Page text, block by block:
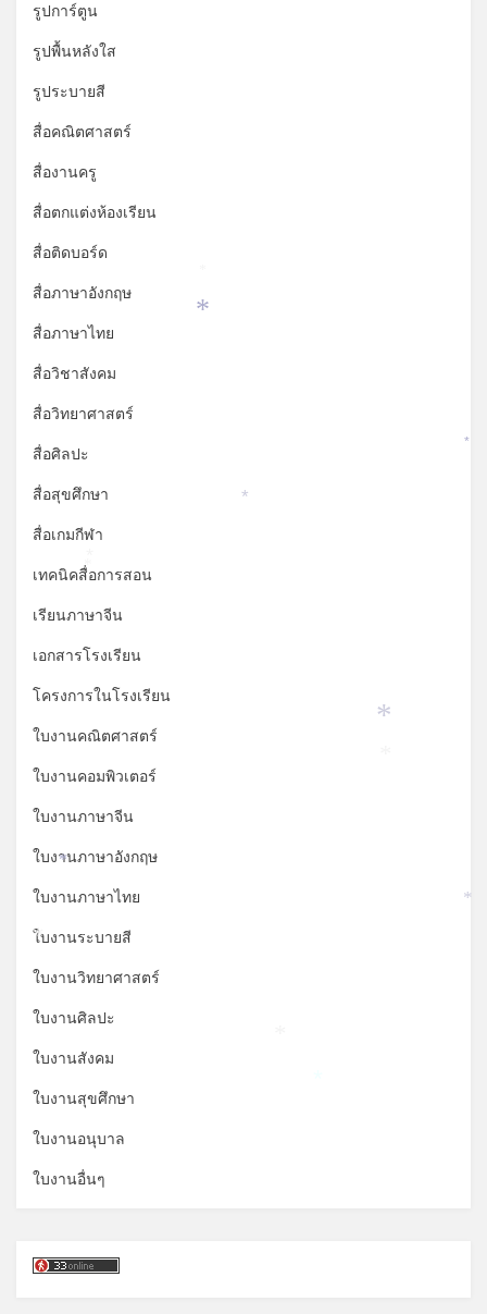
รูปการ์ตูน
รูปพื้นหลังใส
รูประบายสี
สื่อคณิตศาสตร์
สื่องานครู
สื่อตกแต่งห้องเรียน
สื่อติดบอร์ด
สื่อภาษาอังกฤษ
สื่อภาษาไทย
สื่อวิชาสังคม
สื่อวิทยาศาสตร์
สื่อศิลปะ
สื่อสุขศึกษา
สื่อเกมกีฬา
เทคนิคสื่อการสอน
เรียนภาษาจีน
เอกสารโรงเรียน
โครงการในโรงเรียน
ใบงานคณิตศาสตร์
ใบงานคอมพิวเตอร์
ใบงานภาษาจีน
ใบงานภาษาอังกฤษ
ใบงานภาษาไทย
ใบงานระบายสี
ใบงานวิทยาศาสตร์
ใบงานศิลปะ
ใบงานสังคม
ใบงานสุขศึกษา
ใบงานอนุบาล
ใบงานอื่นๆ
* *